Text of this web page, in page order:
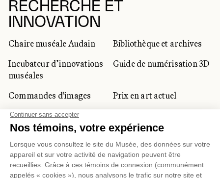
RECHERCHE ET
INNOVATION
Chaire muséale Audain
Bibliothèque et archives
Incubateur d’innovations
muséales
Guide de numérisation 3D
Commandes d'images
Prix en art actuel
Prix Lynne-Cohen
CLIENTÈLE CORPORATIVE
ET PRIVÉE